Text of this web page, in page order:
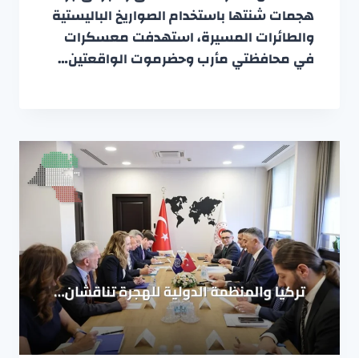
هجمات شنتها باستخدام الصواريخ الباليستية
والطائرات المسيرة، استهدفت معسكرات
في محافظتي مأرب وحضرموت الواقعتين…